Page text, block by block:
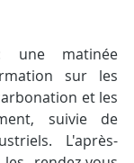
une matinée
sur les
et les
suivie de
L'après-